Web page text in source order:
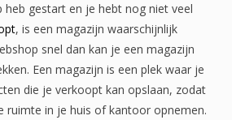
heb gestart en je hebt nog niet veel
, is een magazijn waarschijnlijk
snel dan kan je een magazijn
Een magazijn is een plek waar je
die je verkoopt kan opslaan, zodat
ruimte in je huis of kantoor opnemen.